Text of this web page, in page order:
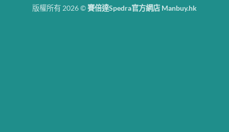
版權所有 2026 ©賽倍達Spedra官方網店 Manbuy.hk